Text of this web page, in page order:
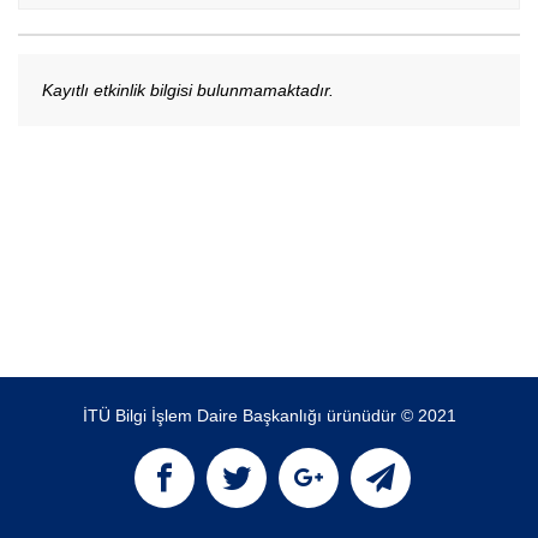
Kayıtlı etkinlik bilgisi bulunmamaktadır.
İTÜ Bilgi İşlem Daire Başkanlığı ürünüdür © 2021